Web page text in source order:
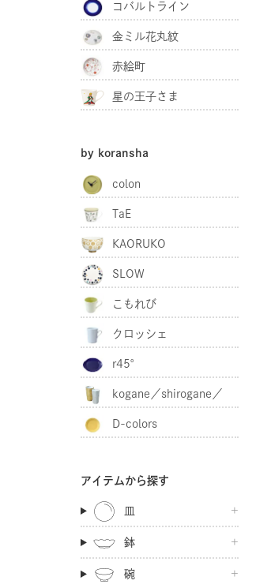
コバルトライン
金ミル花丸紋
赤絵町
星の王子さま
by koransha
colon
TaE
KAORUKO
SLOW
こもれび
クロッシェ
r45°
kogane／shirogane／
akaganeD-colors
アイテムから探す
皿
鉢
碗